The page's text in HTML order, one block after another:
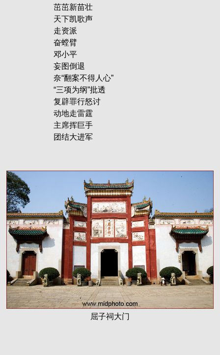
茁茁新苗壮
天下凯歌声
走资派
奋螳臂
邓小平
妄图倒退
奈“翻案不得人心”
“三项为纲”批透
复辟罪行怒讨
动地走雷霆
主席挥巨手
团结大进军
屈子祠大门